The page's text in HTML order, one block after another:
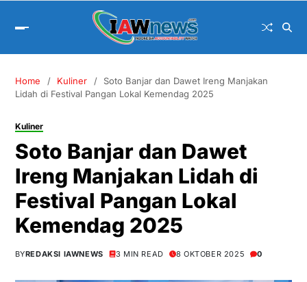
Home Kuliner
Soto Banjar dan Dawet Ireng Manjakan
Lidah di Festival Pangan Lokal Kemendag 2025
Kuliner
Soto Banjar dan Dawet
Ireng Manjakan Lidah di
Festival Pangan Lokal
Kemendag 2025
BYREDAKSI IAWNEWS 3 MIN READ 8 OKTOBER 2025 0